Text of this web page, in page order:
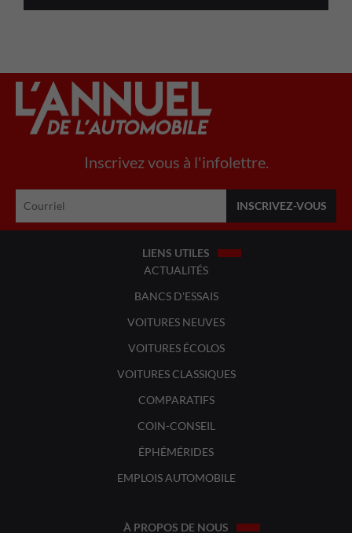
Inscrivez vous à l'infolettre.
LIENS UTILES
ACTUALITÉS
BANCS D'ESSAIS
VOITURES NEUVES
VOITURES ÉCOLOS
VOITURES CLASSIQUES
COMPARATIFS
COIN-CONSEIL
ÉPHÉMÉRIDES
EMPLOIS AUTOMOBILE
À PROPOS DE NOUS